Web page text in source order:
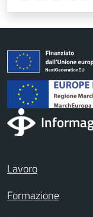
Valuta 3
Valuta 2
Valuta 1 stelle
Lavoro
Formazione